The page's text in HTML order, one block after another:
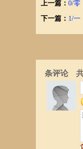
上一篇： 0/零
下一篇： 1/一